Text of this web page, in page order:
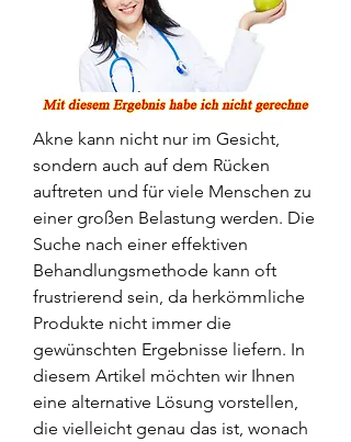
Akne kann nicht nur im Gesicht,
sondern auch auf dem Rücken
auftreten und für viele Menschen zu
einer großen Belastung werden. Die
Suche nach einer effektiven
Behandlungsmethode kann oft
frustrierend sein, da herkömmliche
Produkte nicht immer die
gewünschten Ergebnisse liefern. In
diesem Artikel möchten wir Ihnen
eine alternative Lösung vorstellen,
die vielleicht genau das ist, wonach